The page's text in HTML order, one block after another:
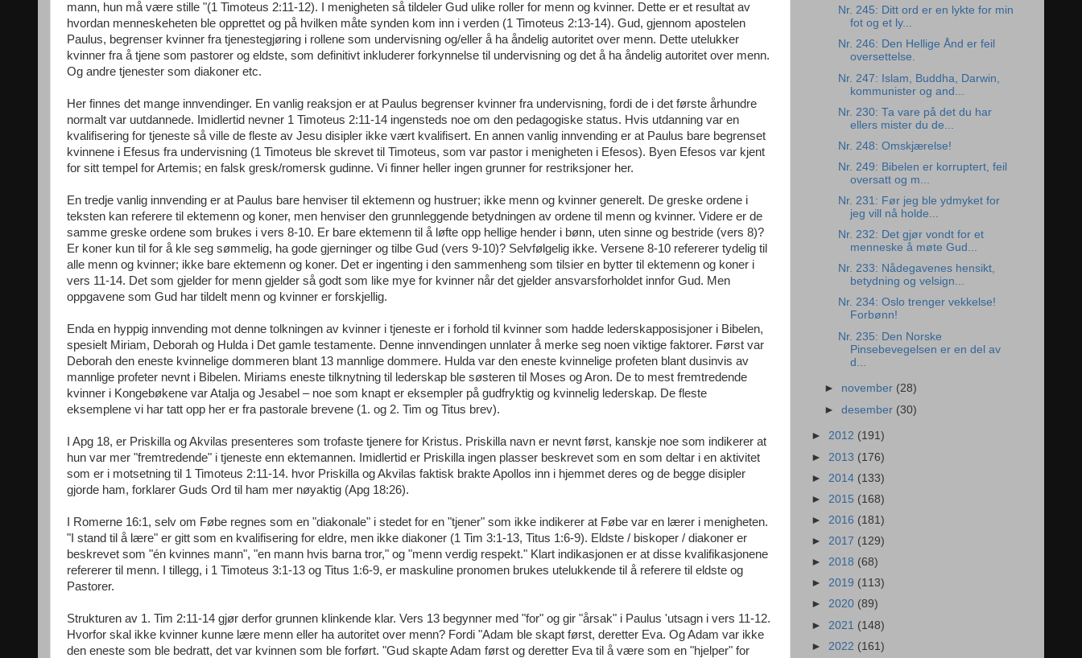
mann, hun må være stille "(1 Timoteus 2:11-12). I menigheten så tildeler Gud ulike roller for menn og kvinner. Dette er et resultat av
hvordan menneskeheten ble opprettet og på hvilken måte synden kom inn i verden (1 Timoteus 2:13-14). Gud, gjennom apostelen
Paulus, begrenser kvinner fra tjenestegjøring i rollene som undervisning og/eller å ha åndelig autoritet over menn. Dette utelukker
kvinner fra å tjene som pastorer og eldste, som definitivt inkluderer forkynnelse til undervisning og det å ha åndelig autoritet over menn.
Og andre tjenester som diakoner etc.
Her finnes det mange innvendinger. En vanlig reaksjon er at Paulus begrenser kvinner fra undervisning, fordi de i det første århundre
normalt var uutdannede. Imidlertid nevner 1 Timoteus 2:11-14 ingensteds noe om den pedagogiske status. Hvis utdanning var en
kvalifisering for tjeneste så ville de fleste av Jesu disipler ikke vært kvalifisert. En annen vanlig innvending er at Paulus bare begrenset
kvinnene i Efesus fra undervisning (1 Timoteus ble skrevet til Timoteus, som var pastor i menigheten i Efesos). Byen Efesos var kjent
for sitt tempel for Artemis; en falsk gresk/romersk gudinne. Vi finner heller ingen grunner for restriksjoner her.
En tredje vanlig innvending er at Paulus bare henviser til ektemenn og hustruer; ikke menn og kvinner generelt. De greske ordene i
teksten kan referere til ektemenn og koner, men henviser den grunnleggende betydningen av ordene til menn og kvinner. Videre er de
samme greske ordene som brukes i vers 8-10. Er bare ektemenn til å løfte opp hellige hender i bønn, uten sinne og bestride (vers 8)?
Er koner kun til for å kle seg sømmelig, ha gode gjerninger og tilbe Gud (vers 9-10)? Selvfølgelig ikke. Versene 8-10 refererer tydelig til
alle menn og kvinner; ikke bare ektemenn og koner. Det er ingenting i den sammenheng som tilsier en bytter til ektemenn og koner i
vers 11-14. Det som gjelder for menn gjelder så godt som like mye for kvinner når det gjelder ansvarsforholdet innfor Gud. Men
oppgavene som Gud har tildelt menn og kvinner er forskjellig.
Enda en hyppig innvending mot denne tolkningen av kvinner i tjeneste er i forhold til kvinner som hadde lederskapposisjoner i Bibelen,
spesielt Miriam, Deborah og Hulda i Det gamle testamente. Denne innvendingen unnlater å merke seg noen viktige faktorer. Først var
Deborah den eneste kvinnelige dommeren blant 13 mannlige dommere. Hulda var den eneste kvinnelige profeten blant dusinvis av
mannlige profeter nevnt i Bibelen. Miriams eneste tilknytning til lederskap ble søsteren til Moses og Aron. De to mest fremtredende
kvinner i Kongebøkene var Atalja og Jesabel – noe som knapt er eksempler på gudfryktig og kvinnelig lederskap. De fleste
eksemplene vi har tatt opp her er fra pastorale brevene (1. og 2. Tim og Titus brev).
I Apg 18, er Priskilla og Akvilas presenteres som trofaste tjenere for Kristus. Priskilla navn er nevnt først, kanskje noe som indikerer at
hun var mer "fremtredende" i tjeneste enn ektemannen. Imidlertid er Priskilla ingen plasser beskrevet som en som deltar i en aktivitet
som er i motsetning til 1 Timoteus 2:11-14. hvor Priskilla og Akvilas faktisk brakte Apollos inn i hjemmet deres og de begge disipler
gjorde ham, forklarer Guds Ord til ham mer nøyaktig (Apg 18:26).
I Romerne 16:1, selv om Føbe regnes som en "diakonale" i stedet for en "tjener" som ikke indikerer at Føbe var en lærer i menigheten.
"I stand til å lære" er gitt som en kvalifisering for eldre, men ikke diakoner (1 Tim 3:1-13, Titus 1:6-9). Eldste / biskoper / diakoner er
beskrevet som "én kvinnes mann", "en mann hvis barna tror," og "menn verdig respekt." Klart indikasjonen er at disse kvalifikasjonene
refererer til menn. I tillegg, i 1 Timoteus 3:1-13 og Titus 1:6-9, er maskuline pronomen brukes utelukkende til å referere til eldste og
Pastorer.
Strukturen av 1. Tim 2:11-14 gjør derfor grunnen klinkende klar. Vers 13 begynner med "for" og gir "årsak" i Paulus 'utsagn i vers 11-12.
Hvorfor skal ikke kvinner kunne lære menn eller ha autoritet over menn? Fordi "Adam ble skapt først, deretter Eva. Og Adam var ikke
den eneste som ble bedratt, det var kvinnen som ble forført. "Gud skapte Adam først og deretter Eva til å være som en "hjelper" for
Nr. 245: Ditt ord er en lykte for min
fot og et ly...
Nr. 246: Den Hellige Ånd er feil
oversettelse.
Nr. 247: Islam, Buddha, Darwin,
kommunister og and...
Nr. 230: Ta vare på det du har
ellers mister du de...
Nr. 248: Omskjærelse!
Nr. 249: Bibelen er korruptert, feil
oversatt og m...
Nr. 231: Før jeg ble ydmyket for
jeg vill nå holde...
Nr. 232: Det gjør vondt for et
menneske å møte Gud...
Nr. 233: Nådegavenes hensikt,
betydning og velsign...
Nr. 234: Oslo trenger vekkelse!
Forbønn!
Nr. 235: Den Norske
Pinsebevegelsen er en del av
d...
► november (28)
►desember (30)
► 2012 (191)
► 2013 (176)
► 2014 (133)
► 2015 (168)
► 2016 (181)
► 2017 (129)
► 2018 (68)
► 2019 (113)
► 2020 (89)
► 2021 (148)
► 2022 (161)